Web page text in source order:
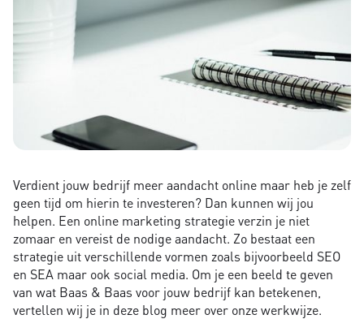
Verdient jouw bedrijf meer aandacht online maar heb je zelf
geen tijd om hierin te investeren? Dan kunnen wij jou
helpen. Een online marketing strategie verzin je niet
zomaar en vereist de nodige aandacht. Zo bestaat een
strategie uit verschillende vormen zoals bijvoorbeeld SEO
en SEA maar ook social media. Om je een beeld te geven
van wat Baas & Baas voor jouw bedrijf kan betekenen,
vertellen wij je in deze blog meer over onze werkwijze.